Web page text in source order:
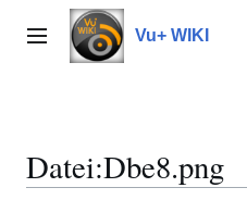
Inhalt
springenHauptmenü Vu+ WIKI
Datei:Dbe8.png